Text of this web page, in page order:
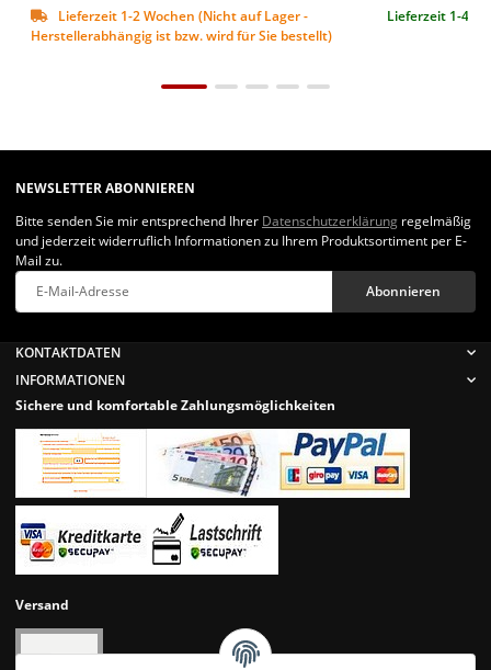
Lieferzeit 1-2 Wochen (Nicht auf Lager -
Herstellerabhängig ist bzw. wird für Sie bestellt)
Lieferzeit 1-4
KONTAKTDATEN
INFORMATIONEN
Sichere und komfortable Zahlungsmöglichkeiten
Versand
NEWSLETTER ABONNIEREN
Bitte senden Sie mir entsprechend Ihrer Datenschutzerklärung regelmäßig
und jederzeit widerruflich Informationen zu Ihrem Produktsortiment per E-
Mail zu.
Abonnieren